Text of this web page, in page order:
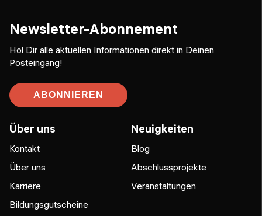
Newsletter-Abonnement
Hol Dir alle aktuellen Informationen direkt in Deinen
Posteingang!
ABONNIEREN
Über uns
Kontakt
Über uns
Karriere
Bildungsgutscheine
Neuigkeiten
Blog
Abschlussprojekte
Veranstaltungen